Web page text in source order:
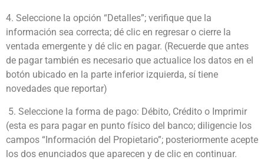
4. Seleccione la opción “Detalles”; verifique que la
información sea correcta; dé clic en regresar o cierre la
ventada emergente y dé clic en pagar. (Recuerde que antes
de pagar también es necesario que actualice los datos en el
botón ubicado en la parte inferior izquierda, sí tiene
novedades que reportar)
5. Seleccione la forma de pago: Débito, Crédito o Imprimir
(esta es para pagar en punto físico del banco; diligencie los
campos “Información del Propietario”; posteriormente acepte
los dos enunciados que aparecen y de clic en continuar.